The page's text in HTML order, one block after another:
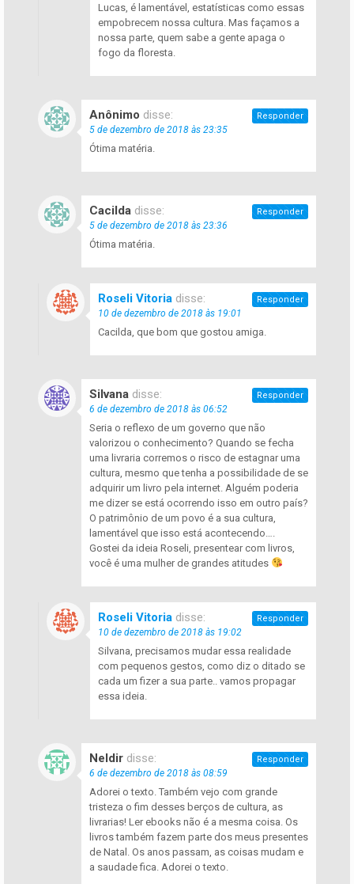
Lucas, é lamentável, estatísticas como essas
empobrecem nossa cultura. Mas façamos a
nossa parte, quem sabe a gente apaga o
fogo da floresta.
Anônimo disse:
5 de dezembro de 2018 às 23:35
Ótima matéria.
Responder
Cacilda disse:
5 de dezembro de 2018 às 23:36
Ótima matéria.
Responder
Roseli Vitoria disse:
10 de dezembro de 2018 às 19:01
Cacilda, que bom que gostou amiga.
Responder
Silvana disse:
6 de dezembro de 2018 às 06:52
Seria o reflexo de um governo que não
valorizou o conhecimento? Quando se fecha
uma livraria corremos o risco de estagnar uma
cultura, mesmo que tenha a possibilidade de se
adquirir um livro pela internet. Alguém poderia
me dizer se está ocorrendo isso em outro país?
O patrimônio de um povo é a sua cultura,
lamentável que isso está acontecendo….
Gostei da ideia Roseli, presentear com livros,
você é uma mulher de grandes atitudes
Responder
Roseli Vitoria disse:
10 de dezembro de 2018 às 19:02
Silvana, precisamos mudar essa realidade
com pequenos gestos, como diz o ditado se
cada um fizer a sua parte.. vamos propagar
essa ideia.
Responder
Neldir disse:
6 de dezembro de 2018 às 08:59
Adorei o texto. Também vejo com grande
tristeza o fim desses berços de cultura, as
livrarias! Ler ebooks não é a mesma coisa. Os
livros também fazem parte dos meus presentes
de Natal. Os anos passam, as coisas mudam e
a saudade fica. Adorei o texto.
Responder